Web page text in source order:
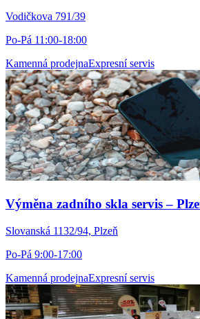
Vodičkova 791/39
Po-Pá 11:00-18:00
Kamenná prodejnaExpresní servis
Výměna zadního skla servis –
Slovanská 1132/94, Plzeň
Po-Pá 9:00-17:00
Kamenná prodejnaExpresní servis